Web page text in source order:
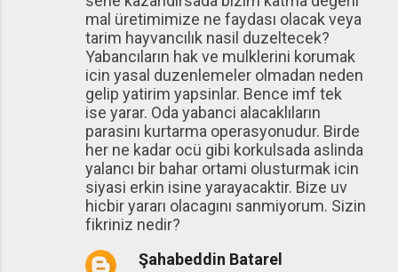
mal üretimimize ne faydası olacak veya
tarim hayvancılık nasil duzeltecek?
Yabancıların hak ve mulklerini korumak
icin yasal duzenlemeler olmadan neden
gelip yatirim yapsinlar. Bence imf tek
ise yarar. Oda yabanci alacaklıların
parasinı kurtarma operasyonudur. Birde
her ne kadar ocü gibi korkulsada aslinda
yalancı bir bahar ortami olusturmak icin
siyasi erkin isine yarayacaktir. Bize uv
hicbir yararı olacagını sanmiyorum. Sizin
fikriniz nedir?
Şahabeddin Batarel